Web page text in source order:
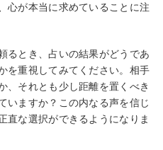
心が本当に求めていることに注
るとき、占いの結果がどうであ
を重視してみてください。相手
、それとも少し距離を置くべき
いますか？この内なる声を信じ
直な選択ができるようになりま